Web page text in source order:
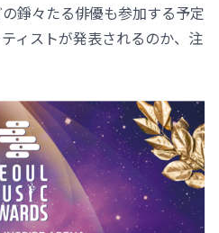
錚々たる俳優も参加する予定
ィストが発表されるのか、注